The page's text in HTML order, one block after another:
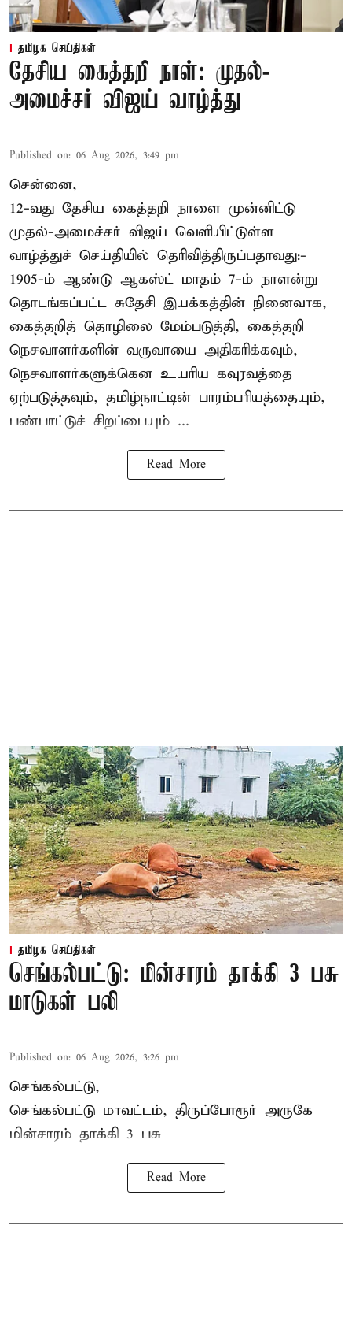
தமிழக செய்திகள்
தேசிய கைத்தறி நாள்: முதல்-
அமைச்சர் விஜய் வாழ்த்து
Published on: 06 Aug 2026, 3:49 pm
சென்னை,
12-வது தேசிய கைத்தறி நாளை முன்னிட்டு
முதல்-அமைச்சர் விஜய் வெளியிட்டுள்ள
வாழ்த்துச் செய்தியில் தெரிவித்திருப்பதாவது:-
1905-ம் ஆண்டு ஆகஸ்ட் மாதம் 7-ம் நாளன்று
தொடங்கப்பட்ட சுதேசி இயக்கத்தின் நினைவாக,
கைத்தறித் தொழிலை மேம்படுத்தி, கைத்தறி
நெசவாளர்களின் வருவாயை அதிகரிக்கவும்,
நெசவாளர்களுக்கென உயரிய கவுரவத்தை
ஏற்படுத்தவும், தமிழ்நாட்டின் பாரம்பரியத்தையும்,
பண்பாட்டுச் சிறப்பையும் ...
Read More
தமிழக செய்திகள்
செங்கல்பட்டு: மின்சாரம் தாக்கி 3 பசு
மாடுகள் பலி
Published on: 06 Aug 2026, 3:26 pm
செங்கல்பட்டு,
செங்கல்பட்டு மாவட்டம், திருப்போரூர் அருகே
மின்சாரம் தாக்கி 3 பசு
Read More